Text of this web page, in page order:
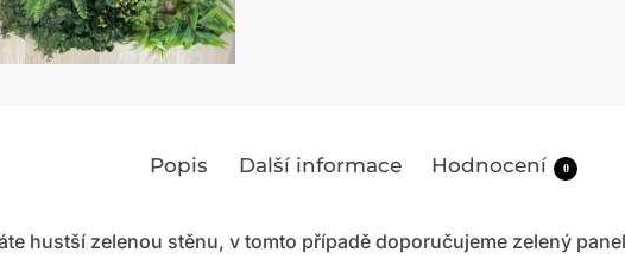
Popis Další informace Hodnocení 0
hustší zelenou stěnu, v tomto případě doporučujeme zelený